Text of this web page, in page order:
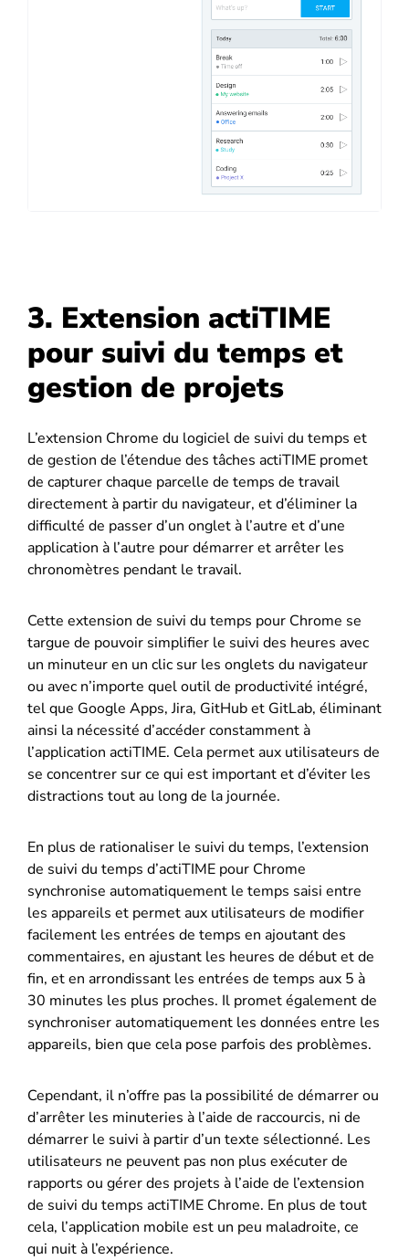
3. Extension actiTIME
pour suivi du temps et
gestion de projets
L’extension Chrome du logiciel de suivi du temps et
de gestion de l’étendue des tâches actiTIME promet
de capturer chaque parcelle de temps de travail
directement à partir du navigateur, et d’éliminer la
difficulté de passer d’un onglet à l’autre et d’une
application à l’autre pour démarrer et arrêter les
chronomètres pendant le travail.
Cette extension de suivi du temps pour Chrome se
targue de pouvoir simplifier le suivi des heures avec
un minuteur en un clic sur les onglets du navigateur
ou avec n’importe quel outil de productivité intégré,
tel que Google Apps, Jira, GitHub et GitLab, éliminant
ainsi la nécessité d’accéder constamment à
l’application actiTIME. Cela permet aux utilisateurs de
se concentrer sur ce qui est important et d’éviter les
distractions tout au long de la journée.
En plus de rationaliser le suivi du temps, l’extension
de suivi du temps d’actiTIME pour Chrome
synchronise automatiquement le temps saisi entre
les appareils et permet aux utilisateurs de modifier
facilement les entrées de temps en ajoutant des
commentaires, en ajustant les heures de début et de
fin, et en arrondissant les entrées de temps aux 5 à
30 minutes les plus proches. Il promet également de
synchroniser automatiquement les données entre les
appareils, bien que cela pose parfois des problèmes.
Cependant, il n’offre pas la possibilité de démarrer ou
d’arrêter les minuteries à l’aide de raccourcis, ni de
démarrer le suivi à partir d’un texte sélectionné. Les
utilisateurs ne peuvent pas non plus exécuter de
rapports ou gérer des projets à l’aide de l’extension
de suivi du temps actiTIME Chrome. En plus de tout
cela, l’application mobile est un peu maladroite, ce
qui nuit à l’expérience.